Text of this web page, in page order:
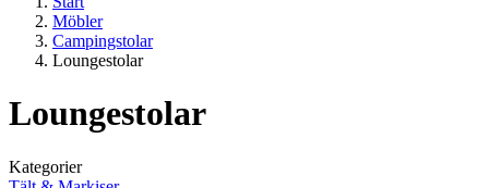
Möbler
Campingstolar
Loungestolar
Loungestolar
Kategorier